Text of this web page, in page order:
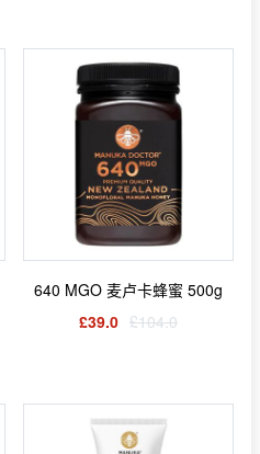
640 MGO 麦卢卡蜂蜜 500g
£39.0 £104.0